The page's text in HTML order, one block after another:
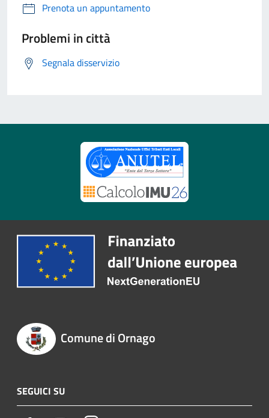
Prenota un appuntamento
Problemi in città
Segnala disservizio
Comune di Ornago
SEGUICI SU